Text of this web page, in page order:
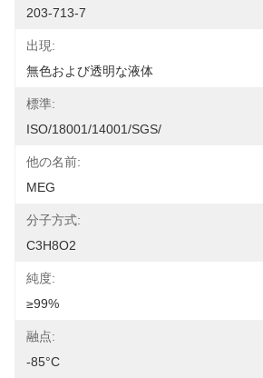
203-713-7
出現:
無色および透明な液体
標準:
ISO/18001/14001/SGS/
他の名前:
MEG
分子方式:
C3H8O2
純度:
≥99%
融点:
-85°C